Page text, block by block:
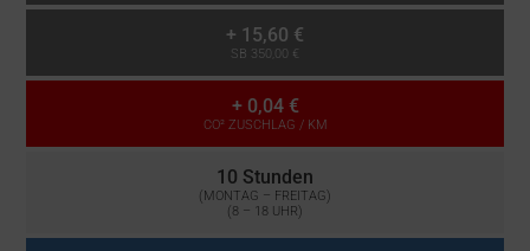
+ 15,60 €
SB 350,00 €
+ 0,04 €
CO² ZUSCHLAG / KM
10 Stunden
(MONTAG – FREITAG)
(8 – 18 UHR)